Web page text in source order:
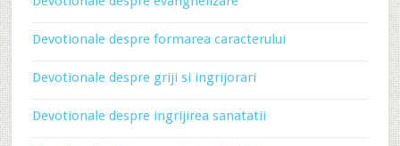
Devotionale despre formarea caracterului
Devotionale despre griji si ingrijorari
Devotionale despre ingrijirea sanatatii